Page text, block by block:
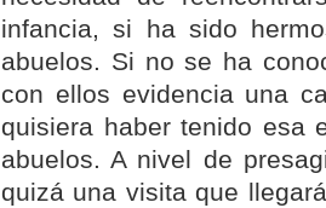
infancia, si ha sido
abuelos. Si no se ha
con ellos evidencia una
quisiera haber tenido esa
abuelos. A nivel de
quizá una visita que